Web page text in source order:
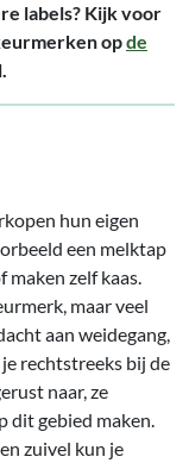
labels? Kijk voor
opde
hun eigen
een melktap
zelf kaas.
maar veel
aan weidegang,
rechtstreeks bij de
naar, ze
dit gebied maken.
zuivel kun je